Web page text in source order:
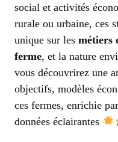
social et activités
rurale ou urbaine, ces
unique sur les métiers
ferme, et la nature
vous découvrirez une
objectifs, modèles
ces fermes, enrichie
données éclairantes